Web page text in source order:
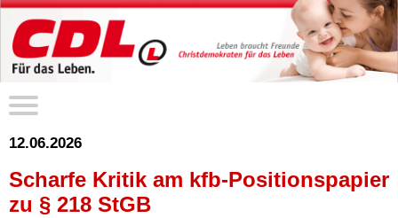
12.06.2026
Scharfe Kritik am kfb-Positionspapier
zu § 218 StGB